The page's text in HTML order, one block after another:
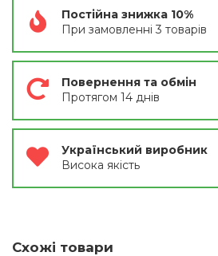
Постійна знижка 10%
При замовленні 3 товарів
Повернення та обмін
Протягом 14 днів
Український виробник
Висока якість
Схожі товари